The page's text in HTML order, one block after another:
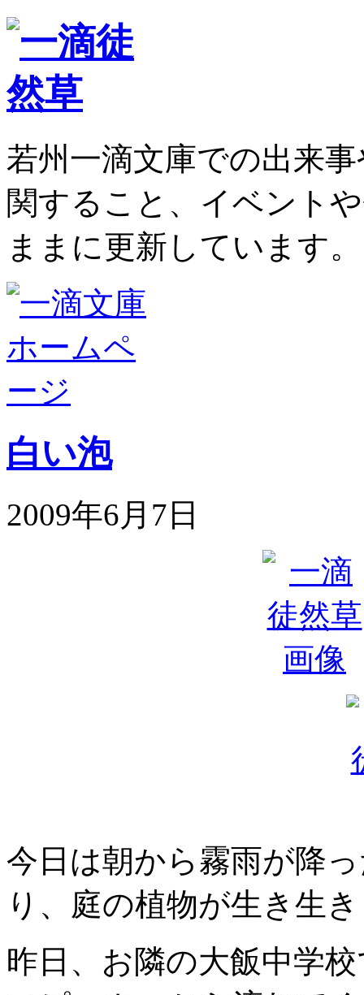
若州一滴文庫での出来
関すること、イベント
ままに更新しています。
白い泡
2009年6月7日
今日は朝から霧雨が降
り、庭の植物が生き生
昨日、お隣の大飯中学